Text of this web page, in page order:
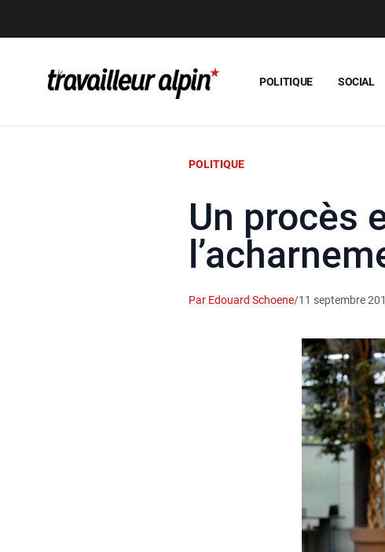
POLITIQUE SOCIAL
POLITIQUE
Un procès
Par Edouard Schoene/11 septembre